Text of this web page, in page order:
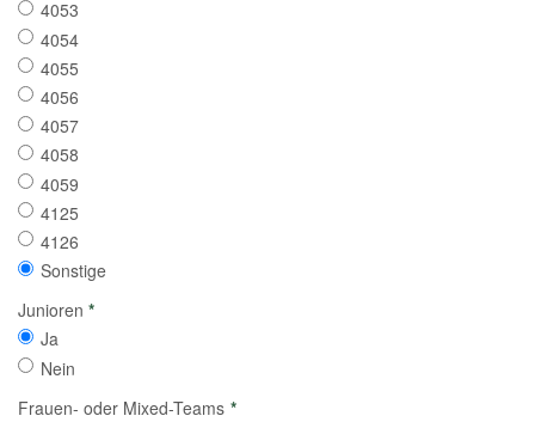
4053
4054
4055
4056
4057
4058
4059
4125
4126
Sonstige
Junioren *
Ja
Nein
Frauen- oder Mixed-Teams *